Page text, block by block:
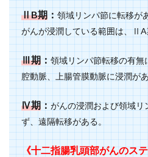
ⅡB期：領域リンパ節に転移が
がんが浸潤している範囲は、ⅡA
Ⅲ期：領域リンパ節転移の有
腔動脈、上腸管膜動脈に浸潤が
Ⅳ期：がんの浸潤および領域
ず、遠隔転移がある。
《十二指腸乳頭部がんのス